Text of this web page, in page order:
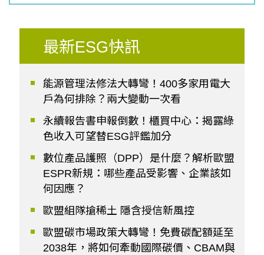
最新ESG快訊
能源管理法修法大轉彎！400多家用電大
戶為何排除？兩大變動一次看
永續報告書申報倒數！櫃買中心：揭露綠
色收入可望替ESG評鑑加分
數位產品護照（DPP）是什麼？解析歐盟
ESPR新規：哪些產品受影響、企業該如
何因應？
歐盟組隊搶稀土 隱含授信新風控
歐盟碳市場政策大轉彎！免費碳配額延至
2038年，將如何牽動國際碳價、CBAM與